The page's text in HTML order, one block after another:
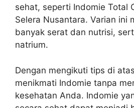
sehat, seperti Indomie Total
Selera Nusantara. Varian ini
banyak serat dan nutrisi,
natrium.
Dengan mengikuti tips di
menikmati Indomie tanpa
kesehatan Anda. Indomie